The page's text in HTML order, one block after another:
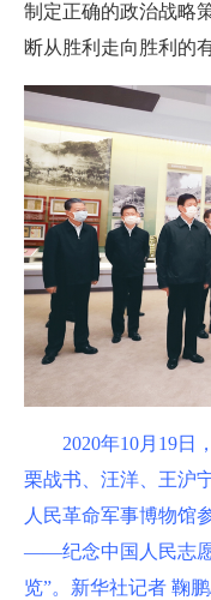
制定正确的政治战略
断从胜利走向胜利的
2020年10月19日
栗战书、汪洋、王沪
人民革命军事博物馆
——纪念中国人民志
览”。新华社记者 鞠